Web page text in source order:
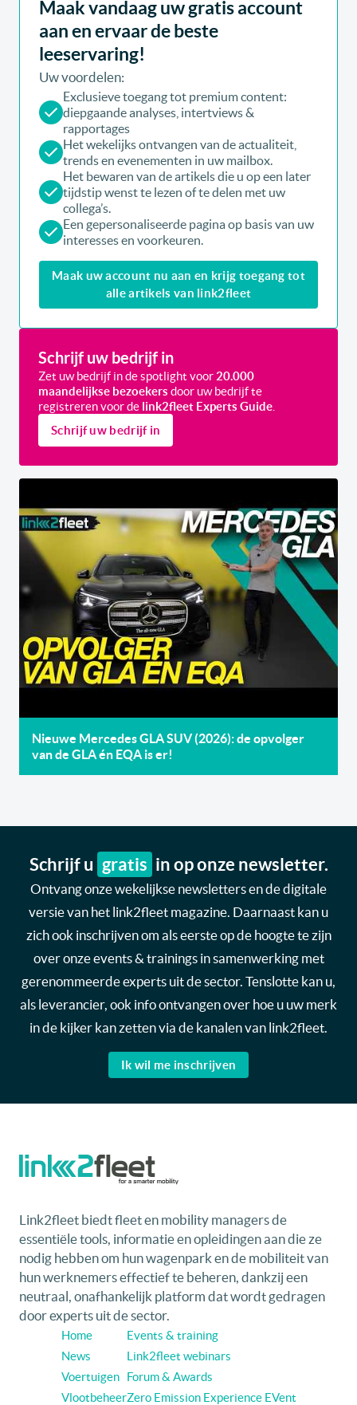
Maak vandaag uw gratis account
aan en ervaar de beste
leeservaring!
Uw voordelen:
Exclusieve toegang tot premium content:
diepgaande analyses, intertviews &
rapportages
Het wekelijks ontvangen van de actualiteit,
trends en evenementen in uw mailbox.
Het bewaren van de artikels die u op een later
tijdstip wenst te lezen of te delen met uw
collega’s.
Een gepersonaliseerde pagina op basis van uw
interesses en voorkeuren.
Maak uw account nu aan en krijg toegang tot
alle artikels van link2fleet
Schrijf uw bedrijf in
Zet uw bedrijf in de spotlight voor20.000
maandelijkse bezoekers door uw bedrijf te
registreren voor de link2fleet Experts Guide.
Schrijf uw bedrijf in
Nieuwe Mercedes GLA SUV (2026): de opvolger
van de GLA én EQA is er!
Schrijf u gratis in op onze newsletter.
Ontvang onze wekelijkse newsletters en de digitale
versie van het link2fleet magazine. Daarnaast kan u
zich ook inschrijven om als eerste op de hoogte te zijn
over onze events & trainings in samenwerking met
gerenommeerde experts uit de sector. Tenslotte kan u,
als leverancier, ook info ontvangen over hoe u uw merk
in de kijker kan zetten via de kanalen van link2fleet.
Ik wil me inschrijven
Link2fleet biedt fleet en mobility managers de
essentiële tools, informatie en opleidingen aan die ze
nodig hebben om hun wagenpark en de mobiliteit van
hun werknemers effectief te beheren, dankzij een
neutraal, onafhankelijk platform dat wordt gedragen
door experts uit de sector.
Home
News
Voertuigen
Vlootbeheer
Events & training
Link2fleet webinars
Forum & Awards
Zero Emission Experience EVent